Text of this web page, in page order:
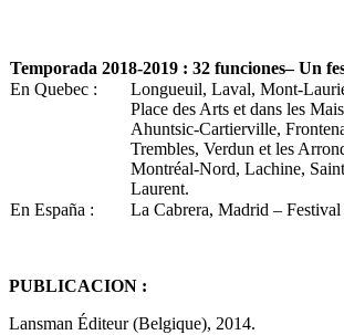
Temporada 2018-2019 : 32 funciones– Un
En Quebec :
Longueuil, Laval, Mont-
Place des Arts et dans les
Ahuntsic-Cartierville,
Trembles, Verdun et les
Montréal-Nord, Lachine,
Laurent.
En España :
La Cabrera, Madrid – Festival
PUBLICACION :
Lansman Éditeur (Belgique), 2014.